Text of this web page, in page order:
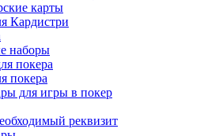
карты
Кардистри
наборы
покера
покера
для игры в покер
реквизит